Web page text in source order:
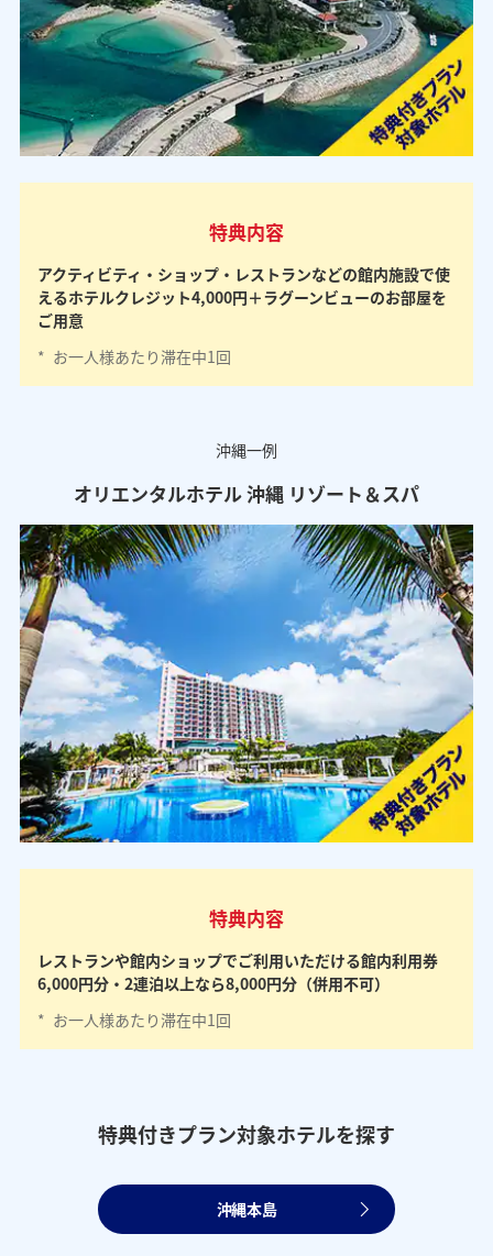
特典内容
アクティビティ・ショップ・レストランなどの館内施設で使
えるホテルクレジット4,000円＋ラグーンビューのお部屋を
ご用意
* お一人様あたり滞在中1回
沖縄一例
オリエンタルホテル 沖縄 リゾート＆スパ
特典内容
レストランや館内ショップでご利用いただける館内利用券
6,000円分・2連泊以上なら8,000円分（併用不可）
* お一人様あたり滞在中1回
特典付きプラン対象ホテルを探す
沖縄本島